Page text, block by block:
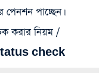
পেনশন পাচ্ছেন।
করার নিয়ম /
check